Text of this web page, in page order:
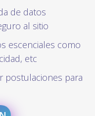
de datos
al sitio
escenciales como
etc
postulaciones para